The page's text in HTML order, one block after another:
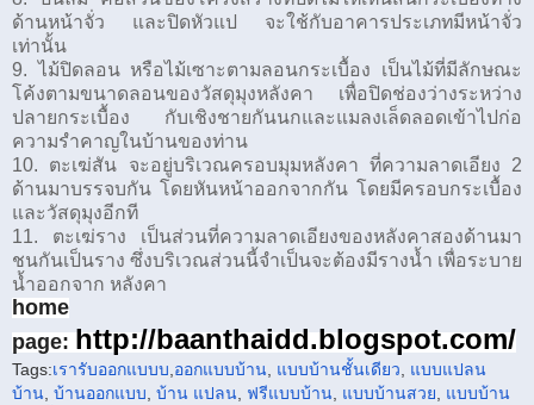
ด้านหน้าจั่ว และปิดหัวแป จะใช้กับอาคารประเภทมีหน้าจั่ว
เท่านั้น
9. ไม้ปิดลอน หรือไม้เซาะตามลอนกระเบื้อง เป็นไม้ที่มีลักษณะ
โค้งตามขนาดลอนของวัสดุมุงหลังคา เพื่อปิดช่องว่างระหว่าง
ปลายกระเบื้อง กับเชิงชายกันนกและแมลงเล็ดลอดเข้าไปก่อ
ความรำคาญในบ้านของท่าน
10. ตะเฆ่สัน จะอยู่บริเวณครอบมุมหลังคา ที่ความลาดเอียง 2
ด้านมาบรรจบกัน โดยหันหน้าออกจากกัน โดยมีครอบกระเบื้อง
และวัสดุมุงอีกที
11. ตะเฆ่ราง เป็นส่วนที่ความลาดเอียงของหลังคาสองด้านมา
ชนกันเป็นราง ซึ่งบริเวณส่วนนี้จำเป็นจะต้องมีรางน้ำ เพื่อระบาย
น้ำออกจาก หลังคา
home
page: http://baanthaidd.blogspot.com/
Tags:เรารับออกแบบบ,ออกแบบบ้าน, แบบบ้านชั้นเดียว, แบบแปลน
บ้าน, บ้านออกแบบ, บ้าน แปลน, ฟรีแบบบ้าน, แบบบ้านสวย, แบบบ้าน